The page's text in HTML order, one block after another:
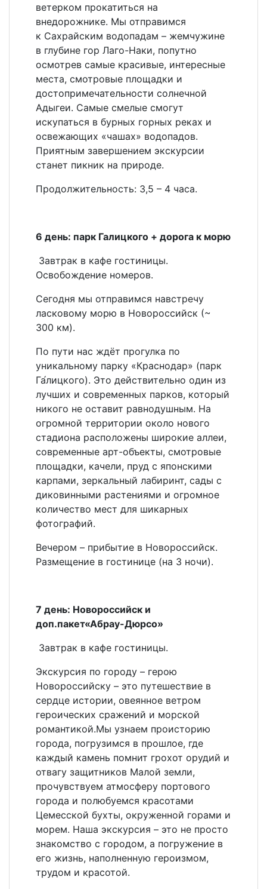
ветерком прокатиться на
внедорожнике. Мы отправимся
к Сахрайским водопадам – жемчужине
в глубине гор Лаго-Наки, попутно
осмотрев самые красивые, интересные
места, смотровые площадки и
достопримечательности солнечной
Адыгеи. Самые смелые смогут
искупаться в бурных горных реках и
освежающих «чашах» водопадов.
Приятным завершением экскурсии
станет пикник на природе.
Продолжительность: 3,5 – 4 часа.
6 день: парк Галицкого + дорога к морю
Завтрак в кафе гостиницы.
Освобождение номеров.
Сегодня мы отправимся навстречу
ласковому морю в Новороссийск (~
300 км).
По пути нас ждёт прогулка по
уникальному парку «Краснодар» (парк
Га́лицкого). Это действительно один из
лучших и современных парков, который
никого не оставит равнодушным. На
огромной территории около нового
стадиона расположены широкие аллеи,
современные арт-объекты, смотровые
площадки, качели, пруд с японскими
карпами, зеркальный лабиринт, сады с
диковинными растениями и огромное
количество мест для шикарных
фотографий.
Вечером – прибытие в Новороссийск.
Размещение в гостинице (на 3 ночи).
7 день: Новороссийск и
доп.пакет«Абрау-Дюрсо»
Завтрак в кафе гостиницы.
Экскурсия по городу – герою
Новороссийску – это путешествие в
сердце истории, овеянное ветром
героических сражений и морской
романтикой.Мы узнаем происторию
города, погрузимся в прошлое, где
каждый камень помнит грохот орудий и
отвагу защитников Малой земли,
прочувствуем атмосферу портового
города и полюбуемся красотами
Цемесской бухты, окруженной горами и
морем. Наша экскурсия – это не просто
знакомство с городом, а погружение в
его жизнь, наполненную героизмом,
трудом и красотой.